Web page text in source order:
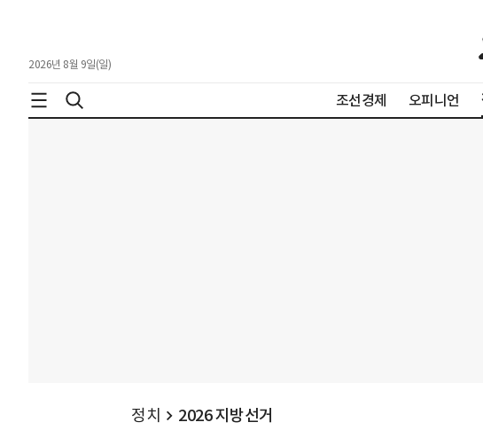
2026년 8월 9일(일)
조선경제 오피니언
정치 2026 지방선거